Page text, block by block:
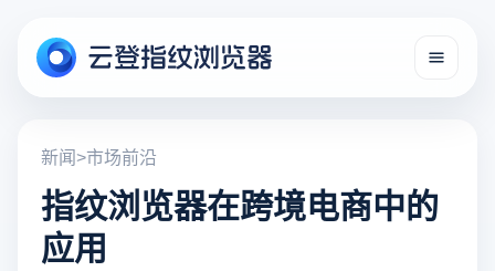
新闻>市场前沿
指纹浏览器在跨境电商中的
应用